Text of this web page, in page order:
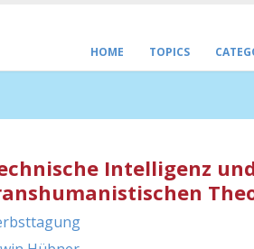
HOME TOPICS
Intelligenz